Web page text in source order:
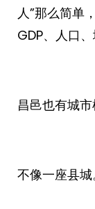
人”那么简单
GDP、人口
昌邑也有城市
不像一座县城